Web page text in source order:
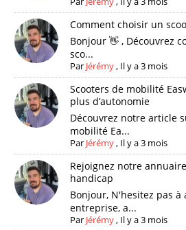
Comment choisir un
Bonjour 👋 , Découvrez
sco...
Par Jérémy, Il y a 3 mois
Scooters de mobilité
plus d’autonomie
Découvrez notre article
mobilité Ea...
Par Jérémy, Il y a 3 mois
Rejoignez notre
handicap
Bonjour, N'hesitez pas à
entreprise, a...
Par Jérémy, Il y a 3 mois